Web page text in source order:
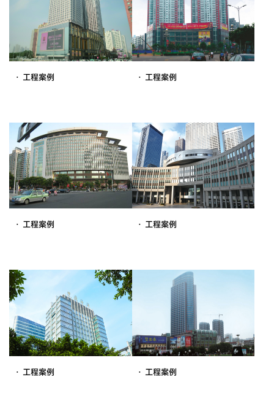
· 工程案例 · 工程案例
· 工程案例 · 工程案例
· 工程案例 · 工程案例